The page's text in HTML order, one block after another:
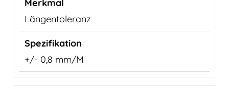
Längentoleranz
+/- 0,8 mm/M